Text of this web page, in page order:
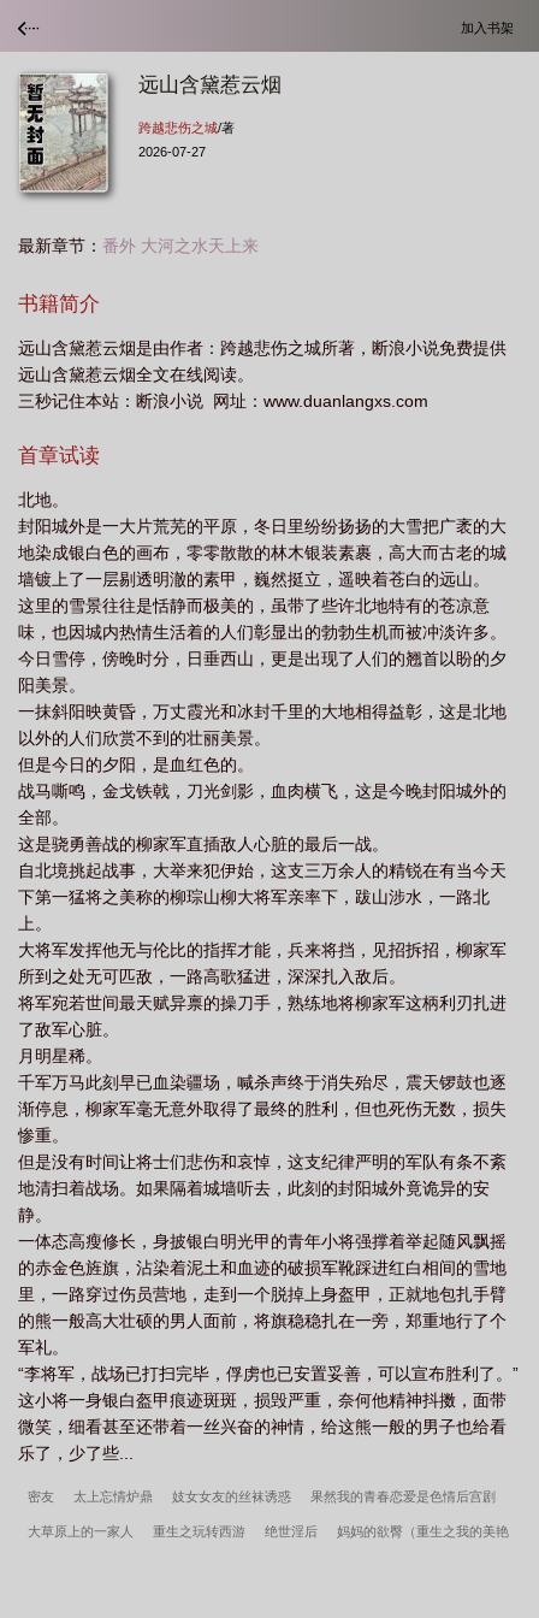
加入书架
远山含黛惹云烟
跨越悲伤之城/著
2026-07-27
最新章节： 番外 大河之水天上来
书籍简介
远山含黛惹云烟是由作者：跨越悲伤之城所著，断浪小说免费提供
远山含黛惹云烟全文在线阅读。
三秒记住本站：断浪小说 网址：www.duanlangxs.com
首章试读
北地。
封阳城外是一大片荒芜的平原，冬日里纷纷扬扬的大雪把广袤的大
地染成银白色的画布，零零散散的林木银装素裹，高大而古老的城
墙镀上了一层剔透明澈的素甲，巍然挺立，遥映着苍白的远山。
这里的雪景往往是恬静而极美的，虽带了些许北地特有的苍凉意
味，也因城内热情生活着的人们彰显出的勃勃生机而被冲淡许多。
今日雪停，傍晚时分，日垂西山，更是出现了人们的翘首以盼的夕
阳美景。
一抹斜阳映黄昏，万丈霞光和冰封千里的大地相得益彰，这是北地
以外的人们欣赏不到的壮丽美景。
但是今日的夕阳，是血红色的。
战马嘶鸣，金戈铁戟，刀光剑影，血肉横飞，这是今晚封阳城外的
全部。
这是骁勇善战的柳家军直插敌人心脏的最后一战。
自北境挑起战事，大举来犯伊始，这支三万余人的精锐在有当今天
下第一猛将之美称的柳琮山柳大将军亲率下，跋山涉水，一路北
上。
大将军发挥他无与伦比的指挥才能，兵来将挡，见招拆招，柳家军
所到之处无可匹敌，一路高歌猛进，深深扎入敌后。
将军宛若世间最天赋异禀的操刀手，熟练地将柳家军这柄利刃扎进
了敌军心脏。
月明星稀。
千军万马此刻早已血染疆场，喊杀声终于消失殆尽，震天锣鼓也逐
渐停息，柳家军毫无意外取得了最终的胜利，但也死伤无数，损失
惨重。
但是没有时间让将士们悲伤和哀悼，这支纪律严明的军队有条不紊
地清扫着战场。如果隔着城墙听去，此刻的封阳城外竟诡异的安
静。
一体态高瘦修长，身披银白明光甲的青年小将强撑着举起随风飘摇
的赤金色旌旗，沾染着泥土和血迹的破损军靴踩进红白相间的雪地
里，一路穿过伤员营地，走到一个脱掉上身盔甲，正就地包扎手臂
的熊一般高大壮硕的男人面前，将旗稳稳扎在一旁，郑重地行了个
军礼。
“李将军，战场已打扫完毕，俘虏也已安置妥善，可以宣布胜利了。”
这小将一身银白盔甲痕迹斑斑，损毁严重，奈何他精神抖擞，面带
微笑，细看甚至还带着一丝兴奋的神情，给这熊一般的男子也给看
乐了，少了些...
密友 太上忘情炉鼎 妓女女友的丝袜诱惑 果然我的青春恋爱是色情后宫剧
大草原上的一家人 重生之玩转西游 绝世淫后 妈妈的欲臀（重生之我的美艳